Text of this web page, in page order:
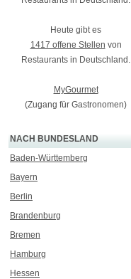
Heute gibt es
1417 offene Stellen von
Restaurants in Deutschland.
MyGourmet
(Zugang für Gastronomen)
NACH BUNDESLAND
Baden-Württemberg
Bayern
Berlin
Brandenburg
Bremen
Hamburg
Hessen